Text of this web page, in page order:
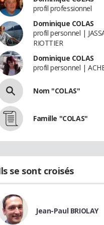
profil professionnel
Dominique COLAS
profil personnel |
RIOTTIER
Dominique COLAS
profil personnel |
Nom "COLAS"
Famille "COLAS"
se sont croisés
Jean-Paul BRIOLAY